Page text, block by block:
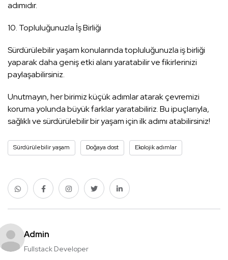
adımıdır.
10. Topluluğunuzla İş Birliği
Sürdürülebilir yaşam konularında topluluğunuzla iş birliği
yaparak daha geniş etki alanı yaratabilir ve fikirlerinizi
paylaşabilirsiniz.
Unutmayın, her birimiz küçük adımlar atarak çevremizi
koruma yolunda büyük farklar yaratabiliriz. Bu ipuçlarıyla,
sağlıklı ve sürdürülebilir bir yaşam için ilk adımı atabilirsiniz!
Sürdürülebilir yaşam Doğaya dost Ekolojik adımlar
Admin
Fullstack Developer